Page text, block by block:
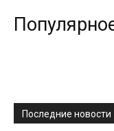
Последние новости